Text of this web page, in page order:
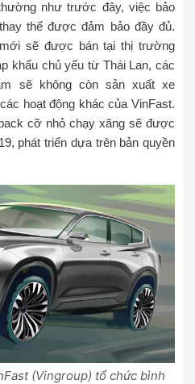
như trước đây, việc bảo
thế được đảm bảo đầy đủ.
sẽ được bán tại thị trường
khẩu chủ yếu từ Thái Lan, các
sẽ không còn sản xuất xe
hoạt động khác của VinFast.
cỡ nhỏ chạy xăng sẽ được
phát triển dựa trên bản quyền
(Vingroup) tổ chức bình